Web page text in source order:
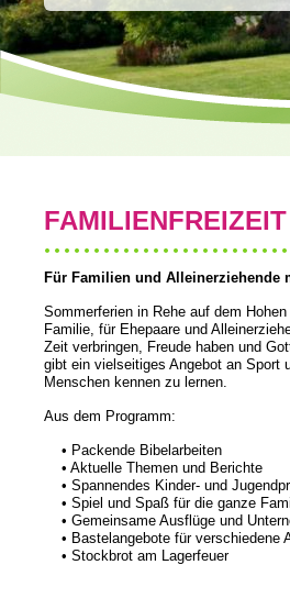
Für Familien und Alleinerziehende
Sommerferien in Rehe auf dem
Familie, für Ehepaare und
Zeit verbringen, Freude haben und
gibt ein vielseitiges Angebot an Sport
Menschen kennen zu lernen.
Aus dem Programm:
• Packende Bibelarbeiten
• Aktuelle Themen und Berichte
• Spannendes Kinder- und
• Spiel und Spaß für die ganze
• Gemeinsame Ausflüge und
• Bastelangebote für verschiedene
• Stockbrot am Lagerfeuer